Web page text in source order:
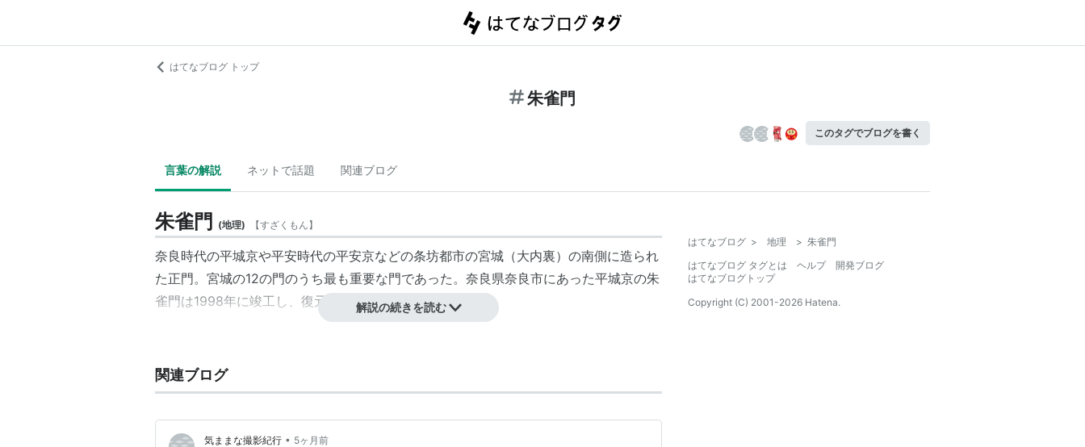
はてなブログ トップ
朱雀門
このタグでブログを書く
言葉の解説 ネットで話題 関連ブログ
朱雀門 (地理) 【すざくもん】
奈良時代の平城京や平安時代の平安京などの条坊都市の宮城（大内裏）の南側に造られ
た正門。宮城の12の門のうち最も重要な門であった。奈良県奈良市にあった平城京の朱
雀門は1998年に竣工し、復元されている。
解説の続きを読む
関連ブログ
気ままな撮影紀行 • 5ヶ月前
はてなブログ > 地理 > 朱雀門
はてなブログ タグとは
ヘルプ
開発ブログ
はてなブログトップ
Copyright (C) 2001-2026 Hatena.